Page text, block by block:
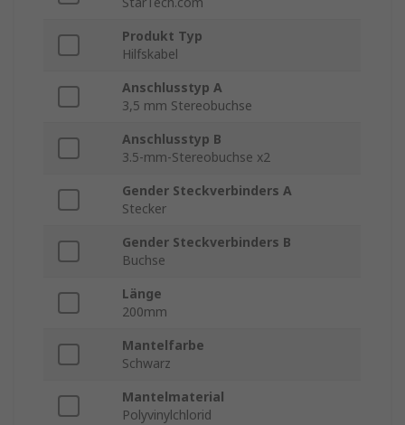
Produkt Typ
Hilfskabel
Anschlusstyp A
3,5 mm Stereobuchse
Anschlusstyp B
3.5-mm-Stereobuchse x2
Gender Steckverbinders A
Stecker
Gender Steckverbinders B
Buchse
Länge
200mm
Mantelfarbe
Schwarz
Mantelmaterial
Polyvinylchlorid